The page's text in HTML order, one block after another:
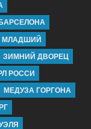
МЛАДШИЙ
ЗИМНИЙ ДВОРЕЦ
РОССИ
МЕДУЗА ГОРГОНА